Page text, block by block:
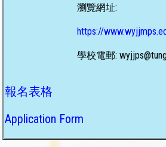
瀏覽網址:
https://
學校電郵:
報名表格
Application Form